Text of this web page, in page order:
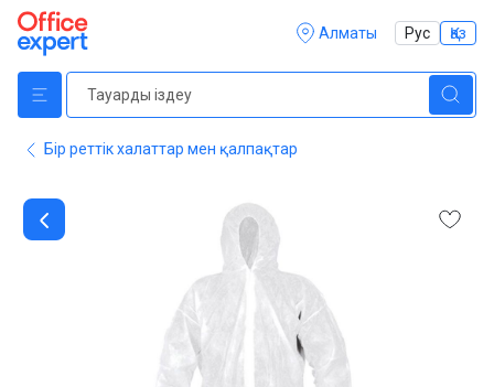
Алматы Рус Қаз
Бір реттік халаттар мен қалпақтар